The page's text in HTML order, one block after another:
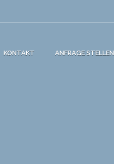
KONTAKT ANFRAGE STELLEN